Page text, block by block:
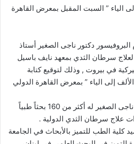
الياء ” السبت المقبل بمعرض القاهرة
دكتور ناجى الصغير أستاذ
سرطان الثدي بمعهد نايف باسيل
في بيروت , وذلك لتوقيع كتابة
إلى الياء ” بمعرض القاهرة الدولي
يذكر أن البروفيسور دكتور ناجى الصغير له أكثر من 160 بحثاً طبياً
علاج سرطان الثدي الدولية .
كلية الطب للتميز بالأبحاث في الجامعة